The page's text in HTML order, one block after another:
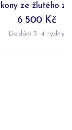
ze žlutého
6 500 Kč
Dodání 3–4 týdny